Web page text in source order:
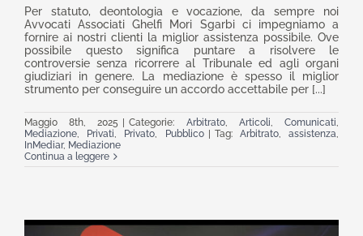
Per statuto, deontologia e vocazione, da sempre noi
Avvocati Associati Ghelfi Mori Sgarbi ci impegniamo a
fornire ai nostri clienti la miglior assistenza possibile. Ove
possibile questo significa puntare a risolvere le
controversie senza ricorrere al Tribunale ed agli organi
giudiziari in genere. La mediazione è spesso il miglior
strumento per conseguire un accordo accettabile per [...]
Maggio 8th, 2025 | Categorie: Arbitrato, Articoli,Comunicati,
Mediazione, Privati, Privato, Pubblico | Tag: Arbitrato,assistenza,
InMediar, Mediazione
Continua a leggere